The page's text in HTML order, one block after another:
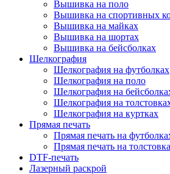
Вышивка на поло
Вышивка на спортивных
Вышивка на майках
Вышивка на шортах
Вышивка на бейсболках
Шелкография
Шелкография на футболках
Шелкография на поло
Шелкография на
Шелкография на
Шелкография на куртках
Прямая печать
Прямая печать на
Прямая печать на
DTF-печать
Лазерный раскрой